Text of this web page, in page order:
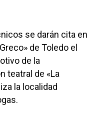
se darán cita en
de Toledo el
de la
teatral de «La
la localidad